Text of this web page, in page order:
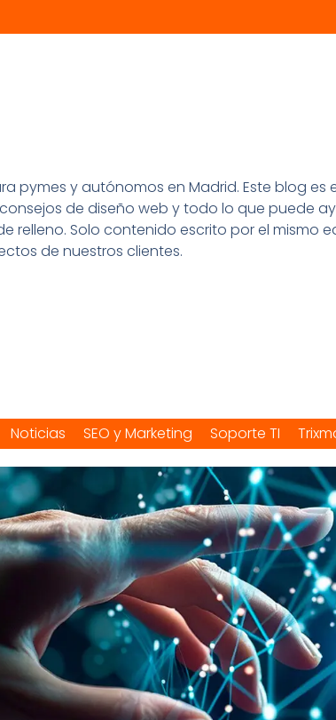
pymes y autónomos en Madrid. Este blog es
de diseño web y todo lo que puede
Solo contenido escrito por el mismo
de nuestros clientes.
Noticias SEO y Marketing Soporte TI